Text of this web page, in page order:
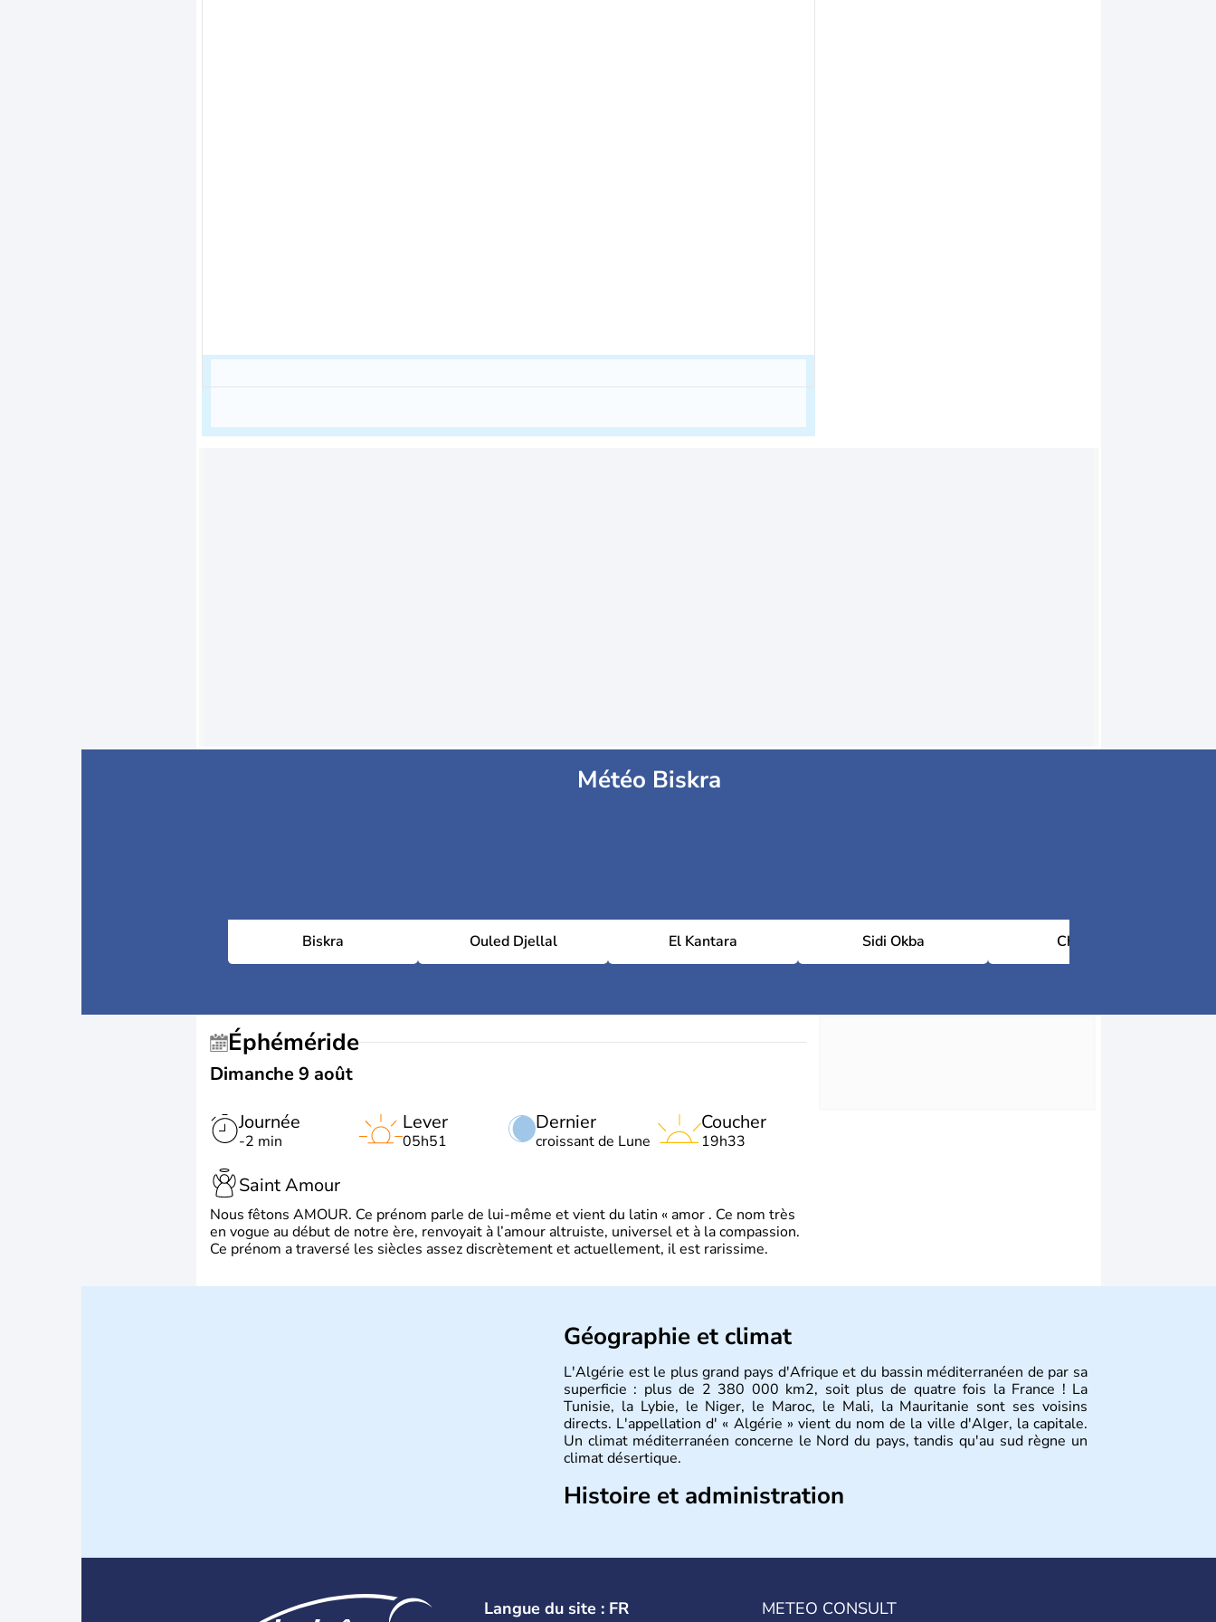
Météo Biskra
Biskra Ouled Djellal El Kantara Sidi Okba Chetma
Éphéméride
Dimanche 9 août
Journée
-2 min
Dernier
croissant de Lune
Lever
05h51
Coucher
19h33
Saint Amour
Nous fêtons AMOUR. Ce prénom parle de lui-même et vient du latin « amor . Ce nom très
en vogue au début de notre ère, renvoyait à l’amour altruiste, universel et à la compassion.
Ce prénom a traversé les siècles assez discrètement et actuellement, il est rarissime.
Géographie et climat
L'Algérie est le plus grand pays d'Afrique et du bassin méditerranéen de par sa
superficie : plus de 2 380 000 km2, soit plus de quatre fois la France ! La
Tunisie, la Lybie, le Niger, le Maroc, le Mali, la Mauritanie sont ses voisins
directs. L'appellation d' « Algérie » vient du nom de la ville d'Alger, la capitale.
Un climat méditerranéen concerne le Nord du pays, tandis qu'au sud règne un
climat désertique.
Histoire et administration
est l’un des plats traditionnels les plus appréciés.
Langue du site : FR METEO CONSULT